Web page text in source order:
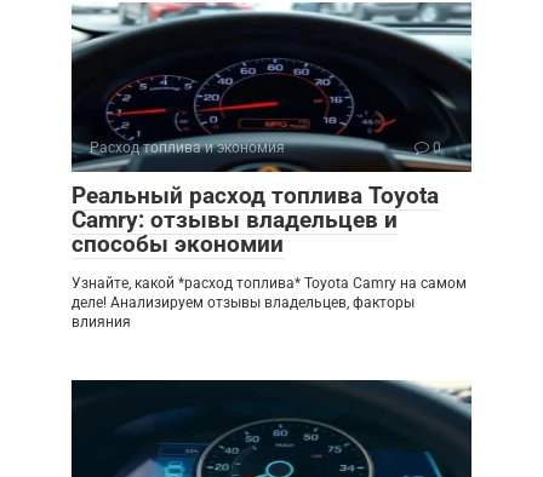
Расход топлива и экономия 0
Реальный расход топлива Toyota
Camry: отзывы владельцев и
способы экономии
Узнайте, какой *расход топлива* Toyota Camry на самом
деле! Анализируем отзывы владельцев, факторы
влияния